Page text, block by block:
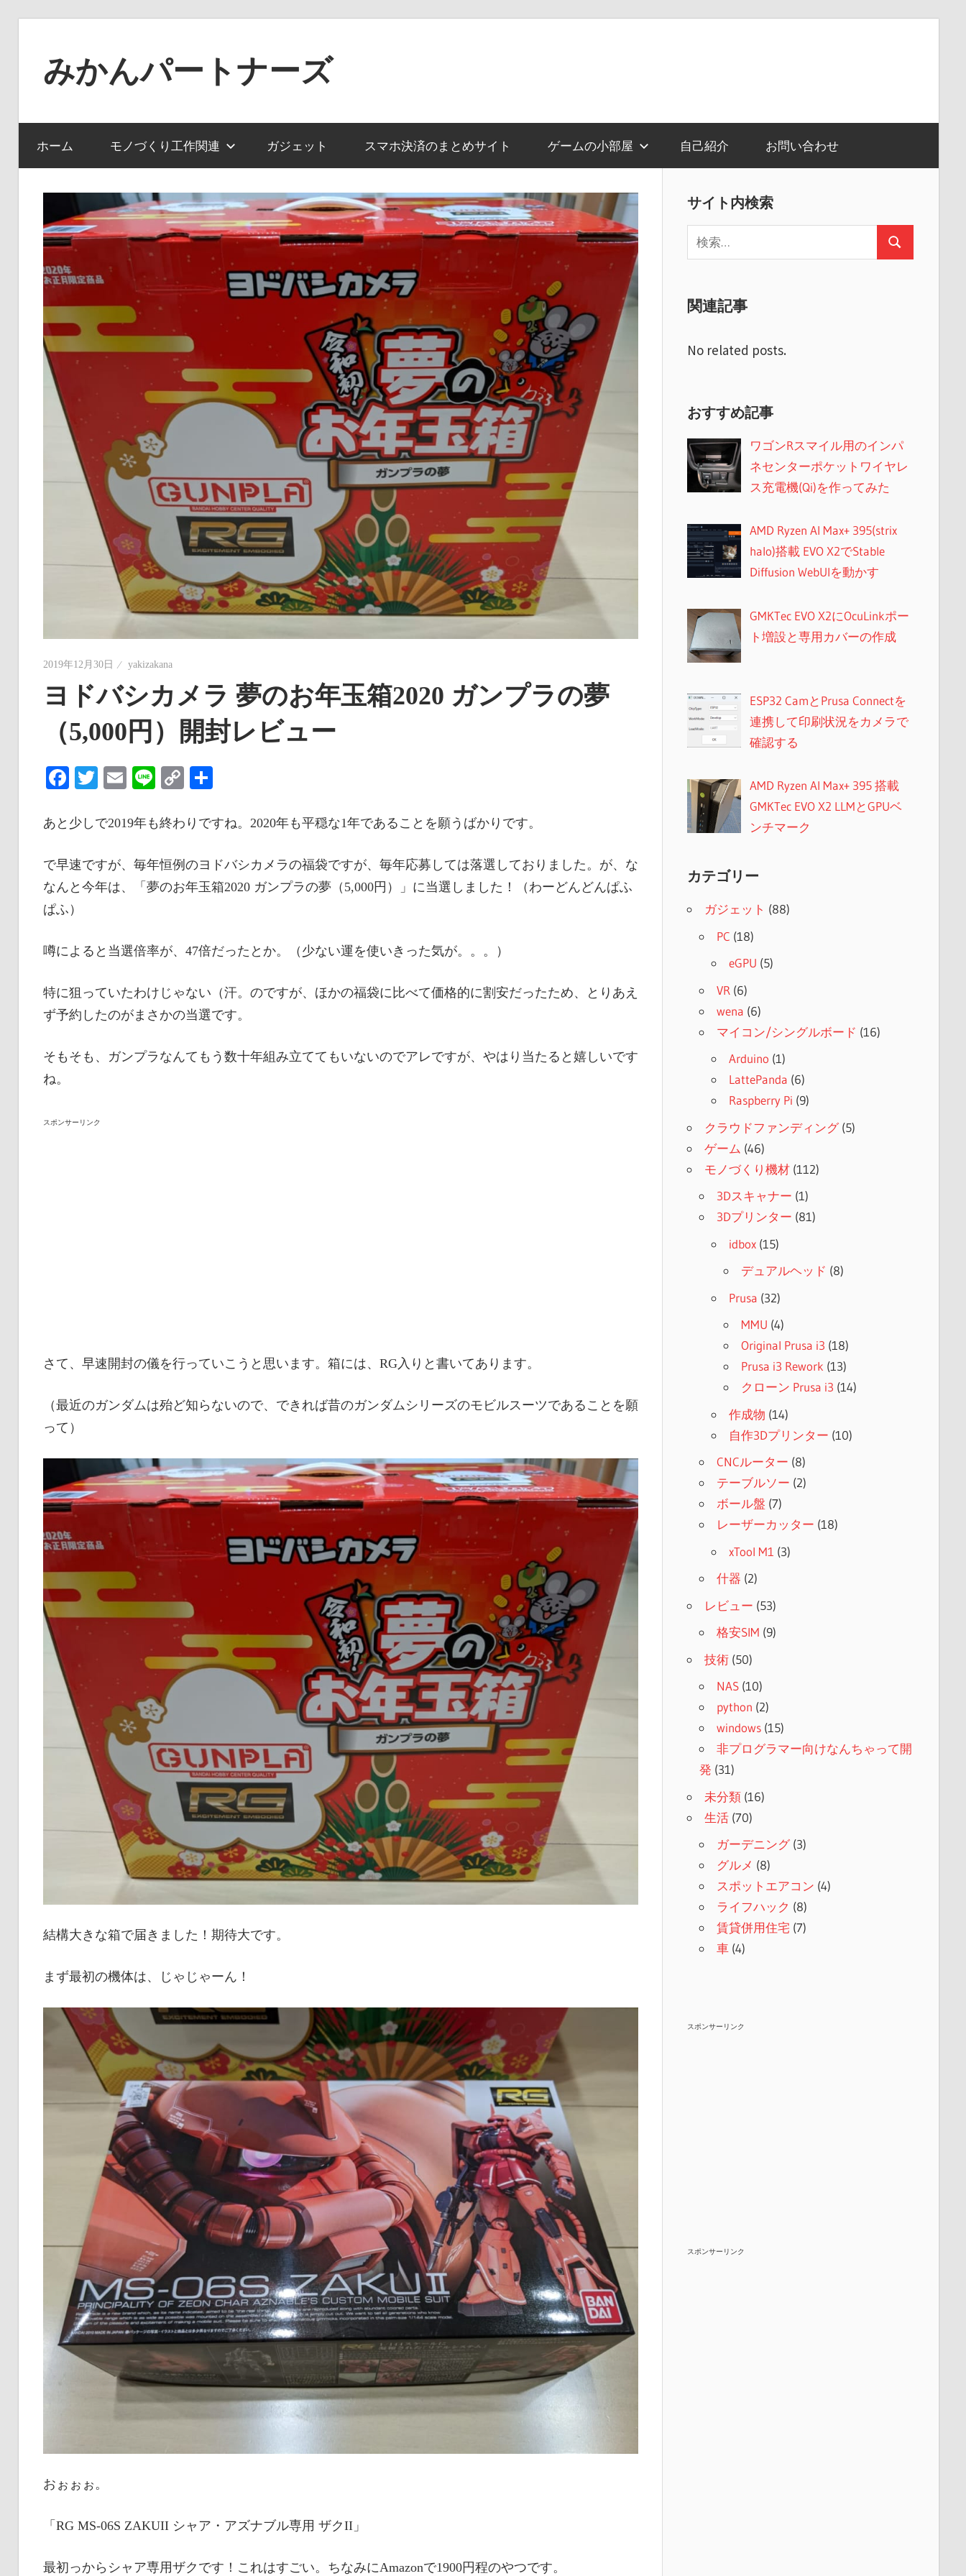
みかんパートナーズ
ー
ジ
ャ
ン
で
役
に
立
な
い
情
へ
ホーム モノづくり工作関連 ガジェット スマホ決済のまとめサイト ゲームの小部屋 自己紹介 お問い合わせ
2019年12月30日 yakizakana
ヨドバシカメラ 夢のお年玉箱2020 ガンプラの夢
（5,000円）開封レビュー
Facebook
TwitterEmailLineCopy
あと少しで2019年も終わりですね。2020年も平穏な1年であることを願うばかりです。
で早速ですが、毎年恒例のヨドバシカメラの福袋ですが、毎年応募しては落選しておりました。が、な
なんと今年は、「夢のお年玉箱2020 ガンプラの夢（5,000円）」に当選しました！（わーどんどんぱふ
ぱふ）
噂によると当選倍率が、47倍だったとか。（少ない運を使いきった気が。。。）
特に狙っていたわけじゃない（汗。のですが、ほかの福袋に比べて価格的に割安だったため、とりあえ
ず予約したのがまさかの当選です。
そもそも、ガンプラなんてもう数十年組み立ててもいないのでアレですが、やはり当たると嬉しいです
ね。
スポンサーリンク
さて、早速開封の儀を行っていこうと思います。箱には、RG入りと書いてあります。
（最近のガンダムは殆ど知らないので、できれば昔のガンダムシリーズのモビルスーツであることを願
って）
結構大きな箱で届きました！期待大です。
まず最初の機体は、じゃじゃーん！
おぉぉぉ。
「RG MS-06S ZAKUII シャア・アズナブル専用 ザクII」
最初っからシャア専用ザクです！これはすごい。ちなみにAmazonで1900円程のやつです。
サイト内検索
索:
検
関連記事
No related posts.
おすすめ記事
ワゴンRスマイル用のインパ
ネセンターポケットワイヤレ
ス充電機(Qi)を作ってみた
AMD Ryzen AI Max+ 395(strix
halo)搭載 EVO X2でStable
Diffusion WebUIを動かす
GMKTec EVO X2にOcuLinkポー
ト増設と専用カバーの作成
ESP32 CamとPrusa Connectを
連携して印刷状況をカメラで
確認する
AMD Ryzen AI Max+ 395 搭載
GMKTec EVO X2 LLMとGPUベ
ンチマーク
カテゴリー
ガジェット (88)
PC (18)
eGPU (5)
VR (6)
wena (6)
マイコン/シングルボード (16)
Arduino (1)
LattePanda (6)
Raspberry Pi (9)
クラウドファンディング(5)
ゲーム (46)
モノづくり機材(112)
3Dスキャナー (1)
3Dプリンター (81)
idbox(15)
デュアルヘッド (8)
Prusa (32)
MMU (4)
Original Prusa i3 (18)
Prusa i3 Rework (13)
クローン Prusa i3 (14)
作成物 (14)
自作3Dプリンター (10)
CNCルーター (8)
テーブルソー (2)
ボール盤 (7)
レーザーカッター (18)
xTool M1 (3)
什器 (2)
レビュー (53)
格安SIM (9)
技術(50)
NAS(10)
python (2)
windows(15)
非プログラマー向けなんちゃって開
発 (31)
未分類(16)
生活(70)
ガーデニング(3)
グルメ (8)
スポットエアコン (4)
ライフハック (8)
賃貸併用住宅 (7)
車(4)
スポンサーリンク
スポンサーリンク